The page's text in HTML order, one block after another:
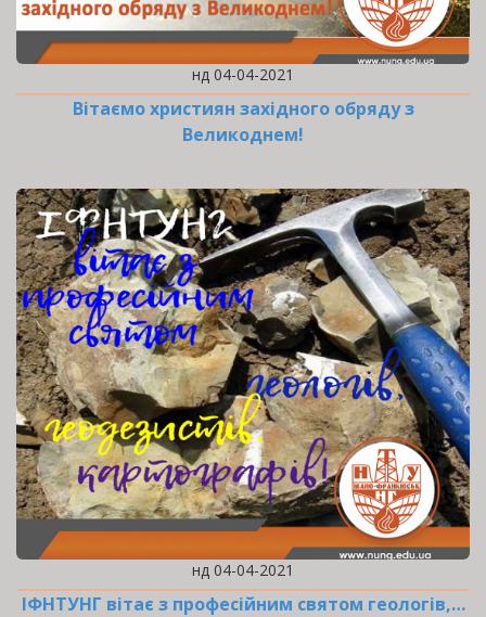
нд 04-04-2021
Вітаємо християн західного обряду з
Великоднем!
нд 04-04-2021
ІФНТУНГ вітає з професійним святом геологів,…